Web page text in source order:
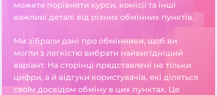
можете порівняти курси, комісії та інші
важливі деталі від різних обмінних пунктів.
Ми зібрали дані про обмінники, щоб ви
могли з легкістю вибрати найвигідніший
варіант. На сторінці представлені не тільки
цифри, а й відгуки користувачів, які діляться
своїм досвідом обміну в цих пунктах. Це